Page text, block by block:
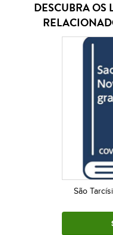
DESCUBRA OS
São